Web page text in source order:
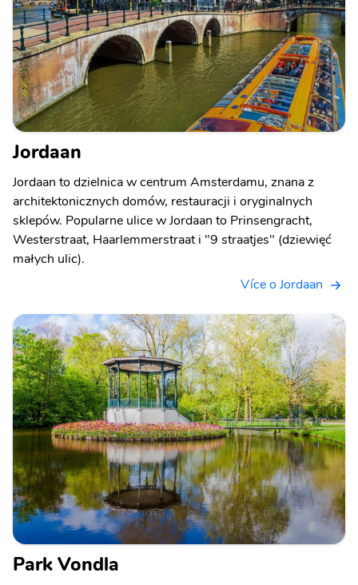
Jordaan
Jordaan to dzielnica w centrum Amsterdamu, znana z
architektonicznych domów, restauracji i oryginalnych
sklepów. Popularne ulice w Jordaan to Prinsengracht,
Westerstraat, Haarlemmerstraat i "9 straatjes" (dziewięć
małych ulic).
Více o Jordaan
Park Vondla